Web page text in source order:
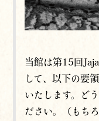
当館は第15回
して、以下の要
いたします。ど
ださい。（もち